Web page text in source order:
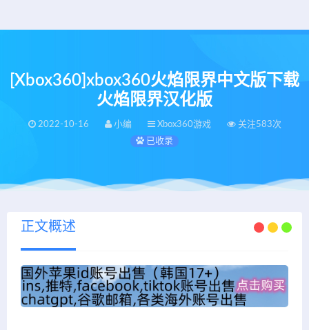
[Xbox360]xbox360火焰限界中文版下载
火焰限界汉化版
2022-10-16 小编 Xbox360游戏
关注583次
已收录
正文概述